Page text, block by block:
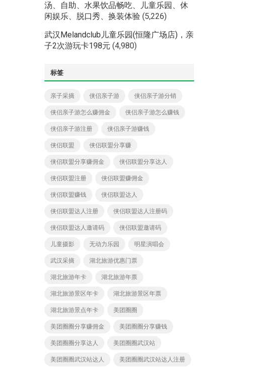
汤、自助、水果饮品畅吃、儿童乐园、休
闲娱乐、脱口秀、换装体验 (5,226)
武汉Melandclub儿童乐园(恒隆广场店)，亲
子2次游玩卡198元 (4,980)
标签
亲子采摘 侠侣亲子游 侠侣亲子游分销
侠侣亲子游怎么赚佣金 侠侣亲子游怎么赚钱
侠侣亲子游注册 侠侣亲子游赚钱
侠侣联盟 侠侣联盟分享赚
侠侣联盟分享赚佣金 侠侣联盟分享达人
侠侣联盟注册 侠侣联盟赚佣金
侠侣联盟赚钱 侠侣联盟达人
侠侣联盟达人注册 侠侣联盟达人注册码
侠侣联盟达人邀请码 侠侣联盟邀请码
儿童摄影 无动力乐园 明星演唱会
武汉采摘 湖北旅游优惠门票
湖北旅游年卡 湖北旅游年票
湖北旅游景区年卡 湖北旅游景区年票
湖北旅游景点年卡 美团圈圈
美团圈圈分享赚佣金 美团圈圈分享赚钱
美团圈圈分享达人 美团圈圈武汉站
美团圈圈武汉站达人 美团圈圈武汉站达人注册